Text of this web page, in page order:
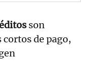
son
de pago,